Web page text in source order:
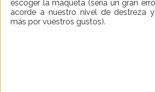
escoger la maqueta (sería un gran
acorde a nuestro nivel de destreza
más por vuestros gustos).